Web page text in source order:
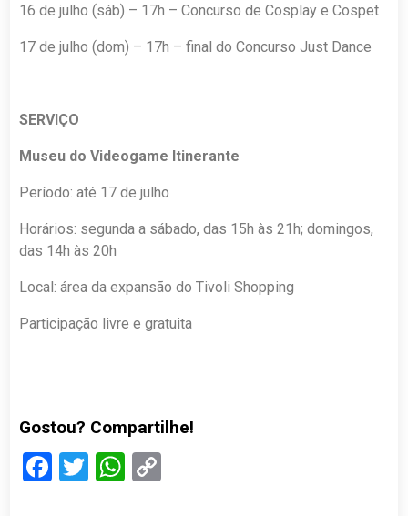
16 de julho (sáb) – 17h – Concurso de Cosplay e Cospet
17 de julho (dom) – 17h – final do Concurso Just Dance
SERVIÇO
Museu do Videogame Itinerante
Período: até 17 de julho
Horários: segunda a sábado, das 15h às 21h; domingos,
das 14h às 20h
Local: área da expansão do Tivoli Shopping
Participação livre e gratuita
Gostou? Compartilhe!
Facebook
TwitterWhatsApp